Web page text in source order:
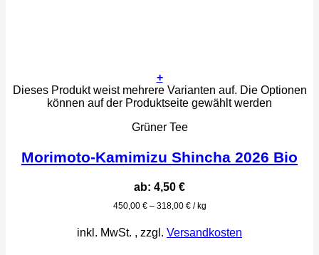
+
Dieses Produkt weist mehrere Varianten auf. Die Optionen
können auf der Produktseite gewählt werden
Grüner Tee
Morimoto-Kamimizu Shincha 2026 Bio
ab: 4,50 €
450,00 €– 318,00 €/kg
inkl. MwSt. , zzgl. Versandkosten